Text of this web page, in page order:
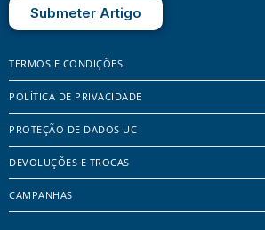
Submeter Artigo
TERMOS E CONDIÇÕES
POLÍTICA DE PRIVACIDADE
PROTEÇÃO DE DADOS UC
DEVOLUÇÕES E TROCAS
CAMPANHAS